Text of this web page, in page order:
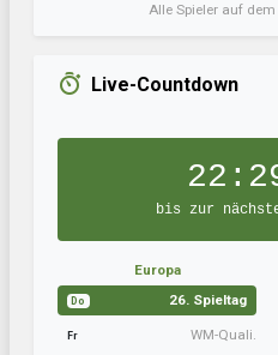
Alle Spieler auf
Live-Countdown
bis zur
Europa
Do 26. Spieltag
Fr WM-Quali.